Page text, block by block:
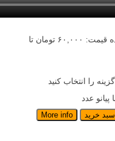
محدوده قیمت: ۶۰,۰۰۰ تومان تا
را انتخاب کنید
خرید More info